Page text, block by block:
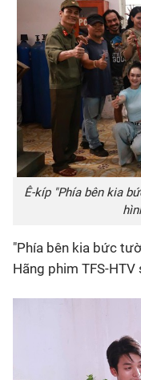
Ê-kíp "Phía bên kia
"Phía bên kia bức
Hãng phim TFS-HTV